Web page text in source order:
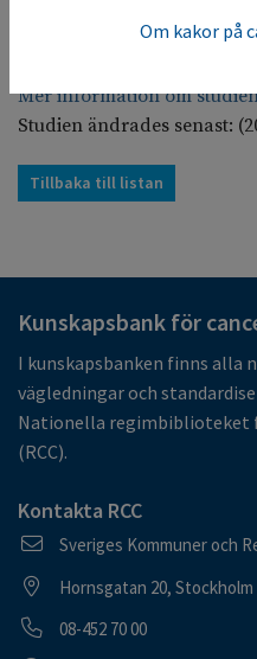
och enklare sätt för
Mer information om
Studien ändrades senast:
Tillbaka till listan
Om kakor på
Kunskapsbank för
I kunskapsbanken finns alla
vägledningar och
Nationella regimbiblioteket
(RCC).
Kontakta RCC
Postadress
Sveriges Kommuner och
Besöksadress
Hornsgatan 20, Stockholm
Telefonnummer
08-452 70 00